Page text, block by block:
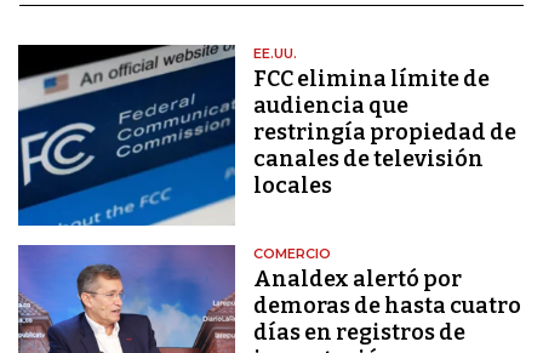
EE.UU.
FCC elimina límite de
audiencia que
restringía propiedad de
canales de televisión
locales
COMERCIO
Analdex alertó por
demoras de hasta cuatro
días en registros de